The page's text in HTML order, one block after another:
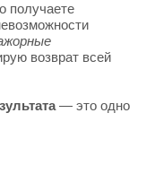
получаете
возврат всей
— это одно